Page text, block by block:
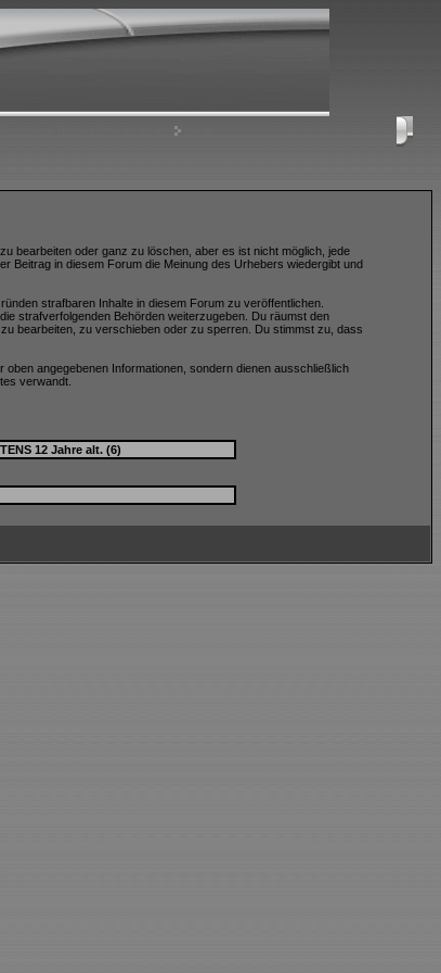
bearbeiten oder ganz zu löschen, aber es ist nicht möglich, jede
Beitrag in diesem Forum die Meinung des Urhebers wiedergibt und
strafbaren Inhalte in diesem Forum zu veröffentlichen.
strafverfolgenden Behörden weiterzugeben. Du räumst den
bearbeiten, zu verschieben oder zu sperren. Du stimmst zu, dass
angegebenen Informationen, sondern dienen ausschließlich
verwandt.